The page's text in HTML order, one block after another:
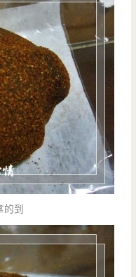
到